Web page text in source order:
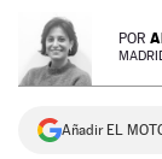
NEWSLETTER POR
Añadir EL